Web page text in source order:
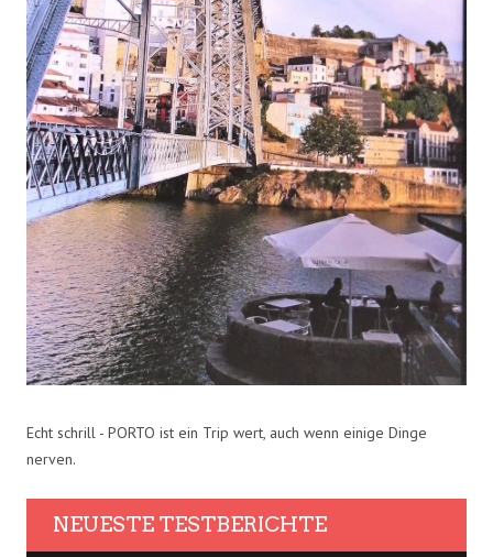
Echt schrill - PORTO ist ein Trip wert, auch wenn einige Dinge
nerven.
NEUESTE TESTBERICHTE